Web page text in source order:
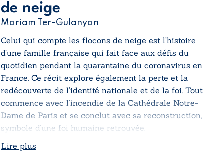
de neige
Mariam Ter-Gulanyan
Celui qui compte les flocons de neige est l’histoire
d’une famille française qui fait face aux défis du
quotidien pendant la quarantaine du coronavirus en
France. Ce récit explore également la perte et la
redécouverte de l’identité nationale et de la foi. Tout
commence avec l’incendie de la Cathédrale Notre-
Dame de Paris et se conclut avec sa reconstruction,
symbole d’une foi humaine retrouvée.
Lire plus